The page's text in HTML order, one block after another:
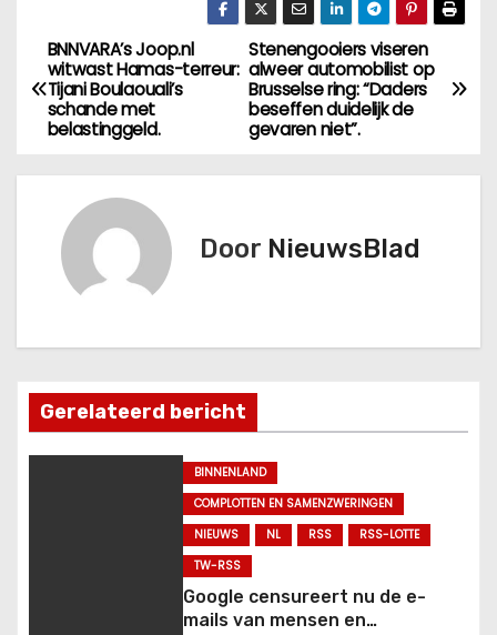
B
e
t
n
a
Stenengooiers viseren
alweer automobilist op
Brusselse ring: “Daders
beseffen duidelijk de
gevaren niet”.
BNNVARA’s Joop.nl
witwast Hamas-terreur:
Tijani Boulaouali’s
schande met
belastinggeld.
Door NieuwsBlad
Gerelateerd bericht
BINNENLAND
COMPLOTTEN EN SAMENZWERINGEN
NIEUWS
NL RSS
RSS-LOTTE
TW-RSS
Google censureert nu de e-
mails van mensen en